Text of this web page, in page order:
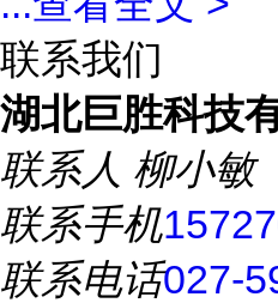
联系我们
湖北巨胜科技
联系人 柳小敏
联系手机
联系电话027-